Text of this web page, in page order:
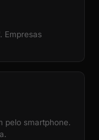
Empresas
pelo smartphone.